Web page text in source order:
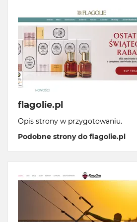
flagolie.pl
Opis strony w przygotowaniu.
Podobne strony do flagolie.pl